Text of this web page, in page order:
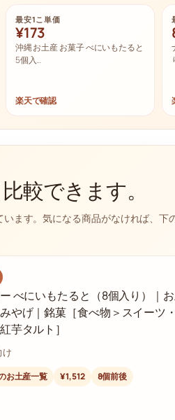
最安1こ単価
¥173
沖縄 お土産 お菓子 べにいもたると
5個入…
楽天で確認
較できます。
ます。気になる商品がなければ、下
べにいもたると（8個入り）｜
やげ｜銘菓［食べ物＞スイーツ
芋タルト］
け
お土産一覧 ¥1,512 8個前後